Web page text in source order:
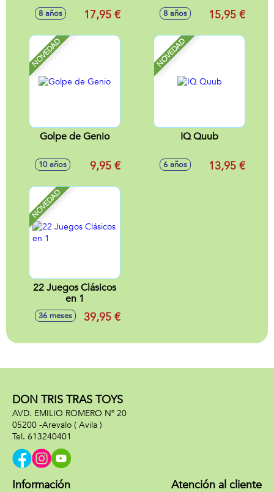
8 años 17,95 € 8 años 15,95 €
NOVEDAD
Golpe de Genio
10 años 9,95 €
NOVEDAD
IQ Quub
6 años 13,95 €
NOVEDAD
22 Juegos Clásicos
en 1
36 meses 39,95 €
DON TRIS TRAS TOYS
AVD. EMILIO ROMERO Nº 20
05200 -Arevalo ( Avila )
613240401
Información Atención al cliente